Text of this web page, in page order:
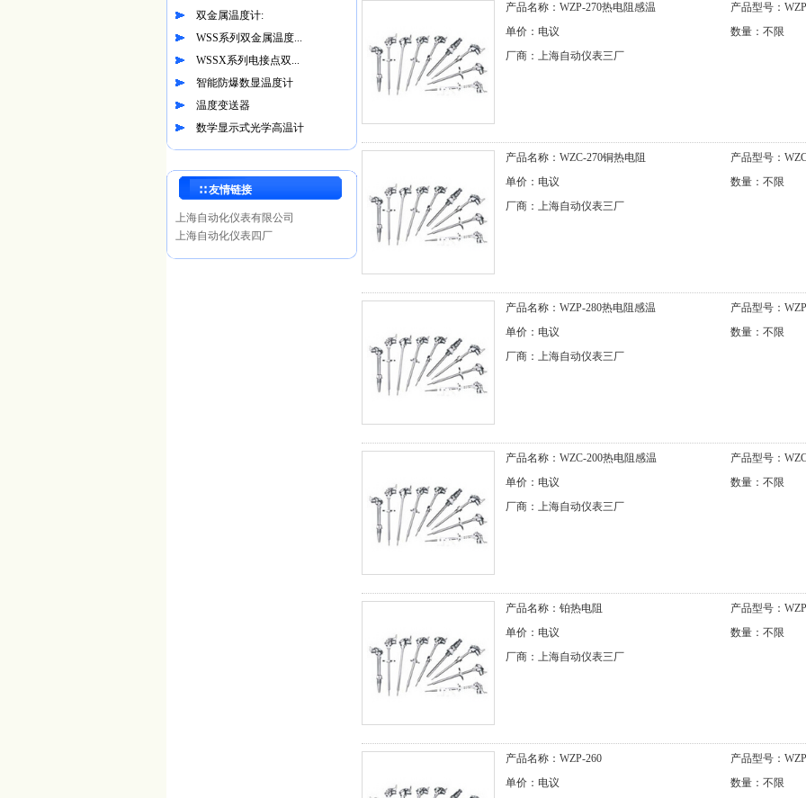
双金属温度计:
WSS系列双金属温度...
WSSX系列电接点双...
智能防爆数显温度计
温度变送器
数学显示式光学高温计
∷ 友情链接
上海自动化仪表有限公司
上海自动化仪表四厂
产品名称：WZP-270热电阻感温
单价：电议
厂商：上海自动仪表三厂
产品型号：
数量：不限
产品名称：WZC-270铜热电阻
单价：电议
厂商：上海自动仪表三厂
产品型号：
数量：不限
产品名称：WZP-280热电阻感温
单价：电议
厂商：上海自动仪表三厂
产品型号：
数量：不限
产品名称：WZC-200热电阻感温
单价：电议
厂商：上海自动仪表三厂
产品型号：
数量：不限
产品名称：铂热电阻
单价：电议
厂商：上海自动仪表三厂
产品型号：
数量：不限
产品名称：WZP-260
单价：电议
产品型号：
数量：不限